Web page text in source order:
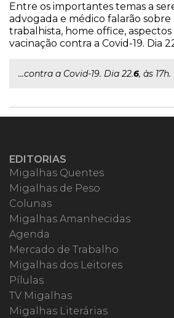
Entre os importantes temas a
advogada e médico falarão sobre
trabalhista, home office, aspectos
vacinação contra a Covid-19. Dia
...contra a Covid-19. Dia 22.6, às 17h.
EDITORIAS
Migalhas Quentes
Migalhas de Peso
Colunas
Migalhas Amanhecidas
Agenda
Mercado de Trabalho
Migalhas dos Leitores
Pílulas
TV Migalhas
Migalhas Literárias